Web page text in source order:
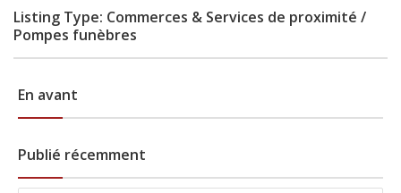
Listing Type: Commerces & Services de proximité /
Pompes funèbres
En avant
Publié récemment